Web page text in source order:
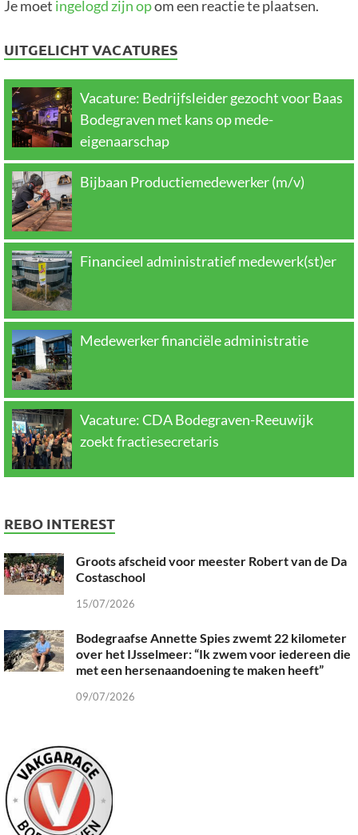
Je moet ingelogd zijn opom een reactie te plaatsen.
UITGELICHT VACATURES
Vacature: Bedrijfsleider gezocht voor Baas
Bodegraven met kans op mede-
eigenaarschap
Bijbaan Productiemedewerker (m/v)
Financieel administratief medewerk(st)er
Medewerker financiële administratie
Vacature: CDA Bodegraven-Reeuwijk
zoekt fractiesecretaris
REBO INTEREST
Groots afscheid voor meester Robert van de Da
Costaschool
15/07/2026
Bodegraafse Annette Spies zwemt 22 kilometer
over het IJsselmeer: “Ik zwem voor iedereen die
met een hersenaandoening te maken heeft”
09/07/2026